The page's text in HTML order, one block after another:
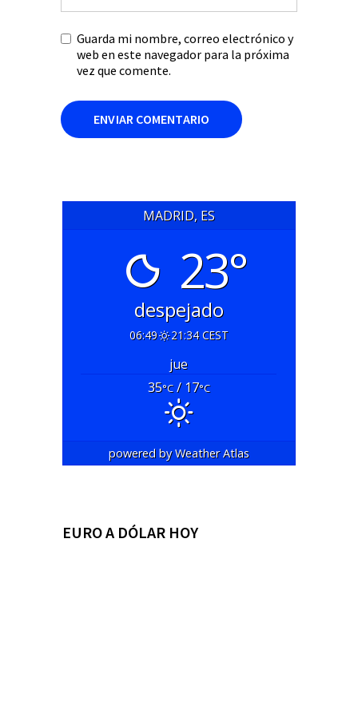
Guarda mi nombre, correo electrónico y
web en este navegador para la próxima
vez que comente.
MADRID, ES
23°
despejado
06:49 21:34 CEST
jue
35°C/ 17°C
powered byWeather Atlas
EURO A DÓLAR HOY